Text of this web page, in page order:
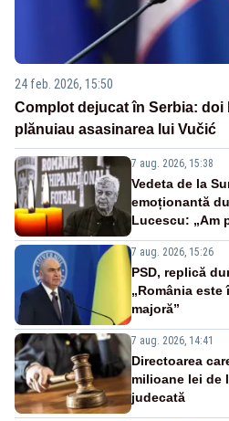
24 feb. 2026, 15:50
Complot dejucat în Serbia: doi
plănuiau asasinarea lui Vučić
7 aug. 2026, 15:38
Vedeta de la
emoționantă
Lucescu: „Am
7 aug. 2026, 15:26
PSD, replică
„România
majoră”
7 aug. 2026, 14:41
Directoarea
milioane lei de
judecată